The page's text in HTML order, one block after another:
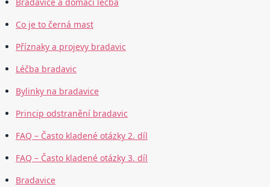
Bradavice a domácí léčba
Co je to černá mast
Příznaky a projevy bradavic
Léčba bradavic
Bylinky na bradavice
Princip odstranění bradavic
FAQ – Často kladené otázky 2. díl
FAQ – Často kladené otázky 3. díl
Bradavice